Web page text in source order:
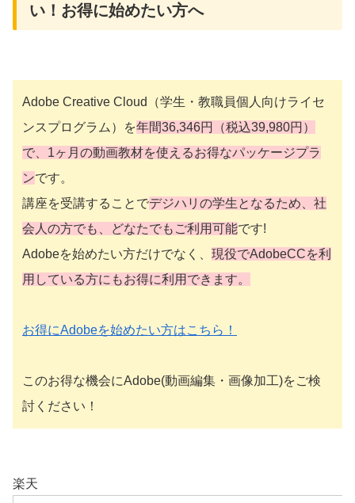
い！お得に始めたい方へ
Adobe Creative Cloud（学生・教職員個人向けライセ
ンスプログラム）を年間36,346円（税込39,980円）
で、1ヶ月の動画教材を使えるお得なパッケージプラ
ンです。
講座を受講することでデジハリの学生となるため、社
会人の方でも、どなたでもご利用可能です!
Adobeを始めたい方だけでなく、 現役でAdobeCCを利
用している方にもお得に利用できます。
お得にAdobeを始めたい方はこちら！
このお得な機会にAdobe(動画編集・画像加工)をご検
討ください！
楽天